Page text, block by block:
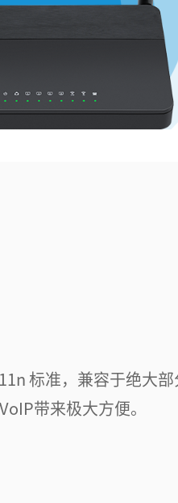
标准，兼容于绝大
带来极大方便。